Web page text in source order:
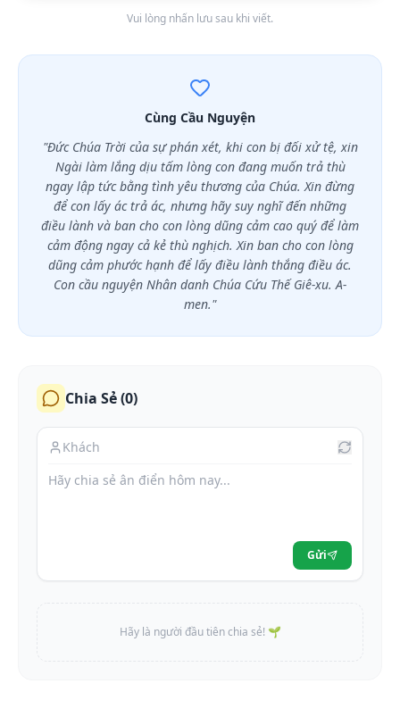
Vui lòng nhấn lưu sau khi viết.
Cùng Cầu Nguyện
"Đức Chúa Trời của sự phán xét, khi con bị đối xử tệ, xin
Ngài làm lắng dịu tấm lòng con đang muốn trả thù
ngay lập tức bằng tình yêu thương của Chúa. Xin đừng
để con lấy ác trả ác, nhưng hãy suy nghĩ đến những
điều lành và ban cho con lòng dũng cảm cao quý để làm
cảm động ngay cả kẻ thù nghịch. Xin ban cho con lòng
dũng cảm phước hạnh để lấy điều lành thắng điều ác.
Con cầu nguyện Nhân danh Chúa Cứu Thế Giê-xu. A-
men."
Chia Sẻ (0)
Gửi
Hãy là người đầu tiên chia sẻ! 🌱